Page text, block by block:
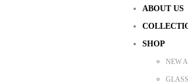
ABOUT US
SHOP
NEW